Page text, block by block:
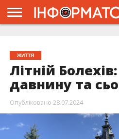
ЖИТТЯ
Літній
давнину та
Опубліковано 28.07.2024